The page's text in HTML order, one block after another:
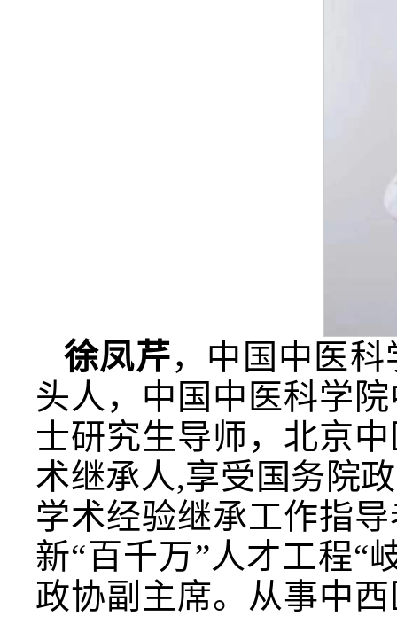
徐凤芹，中国中医
头人，中国中医科学
士研究生导师，北京
术继承人,享受国务院
学术经验继承工作指
新“百千万”人才工程“
政协副主席。从事中